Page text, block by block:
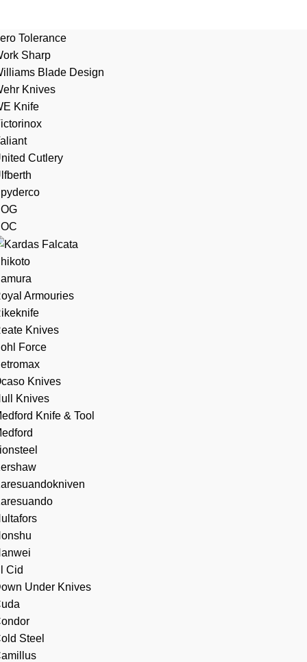
Tolerance
Sharp
Blade Design
Knives
Knife
Cutlery
Armouries
Knives
Force
Knives
Knives
Knife & Tool
Cid
Under Knives
Steel